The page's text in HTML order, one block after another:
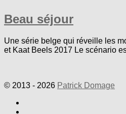
Beau séjour
Une série belge qui réveille les
et Kaat Beels 2017 Le scénario
© 2013 - 2026 Patrick Domage